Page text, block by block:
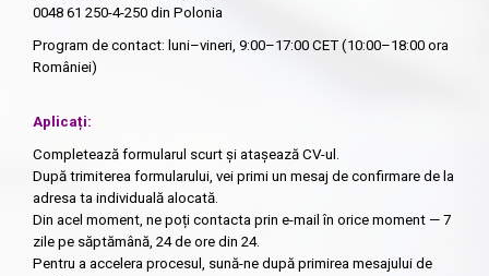
0048 61 250-4-250 din Polonia
Program de contact: luni–vineri, 9:00–17:00 CET (10:00–18:00 ora
României)
Aplicați:
Completează formularul scurt și atașează CV-ul.
După trimiterea formularului, vei primi un mesaj de confirmare de la
adresa ta individuală alocată.
Din acel moment, ne poți contacta prin e-mail în orice moment — 7
zile pe săptămână, 24 de ore din 24.
Pentru a accelera procesul, sună-ne după primirea mesajului de